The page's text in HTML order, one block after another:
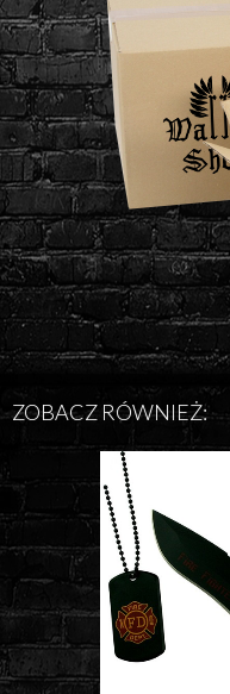
ZOBACZ RÓWNIEŻ: